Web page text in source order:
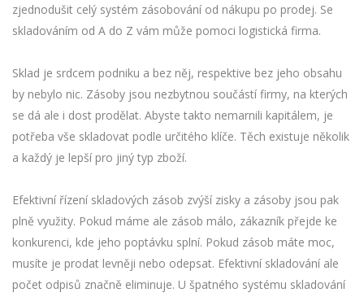
zjednodušit celý systém zásobování od nákupu po prodej. Se
skladováním od A do Z vám může pomoci logistická firma.
Sklad je srdcem podniku a bez něj, respektive bez jeho obsahu
by nebylo nic. Zásoby jsou nezbytnou součástí firmy, na kterých
se dá ale i dost prodělat. Abyste takto nemarnili kapitálem, je
potřeba vše skladovat podle určitého klíče. Těch existuje několik
a každý je lepší pro jiný typ zboží.
Efektivní řízení skladových zásob zvýší zisky a zásoby jsou pak
plně využity. Pokud máme ale zásob málo, zákazník přejde ke
konkurenci, kde jeho poptávku splní. Pokud zásob máte moc,
musíte je prodat levněji nebo odepsat. Efektivní skladování ale
počet odpisů značně eliminuje. U špatného systému skladování